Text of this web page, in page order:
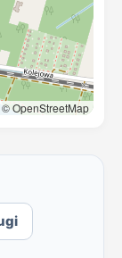
© OpenStreetMap